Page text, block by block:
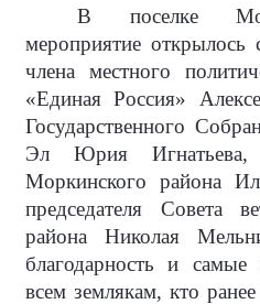
В поселке
мероприятие открылось
члена местного
«Единая Россия»
Государственного
Эл Юрия Игнатьева,
Моркинского района
председателя Совета
района Николая
благодарность и
всем землякам, кто